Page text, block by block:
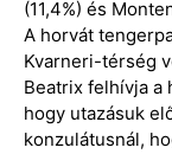
(11,4%) és
A horvát
Kvarneri-térség
Beatrix felhívja a
hogy utazásuk
konzulátusnál,